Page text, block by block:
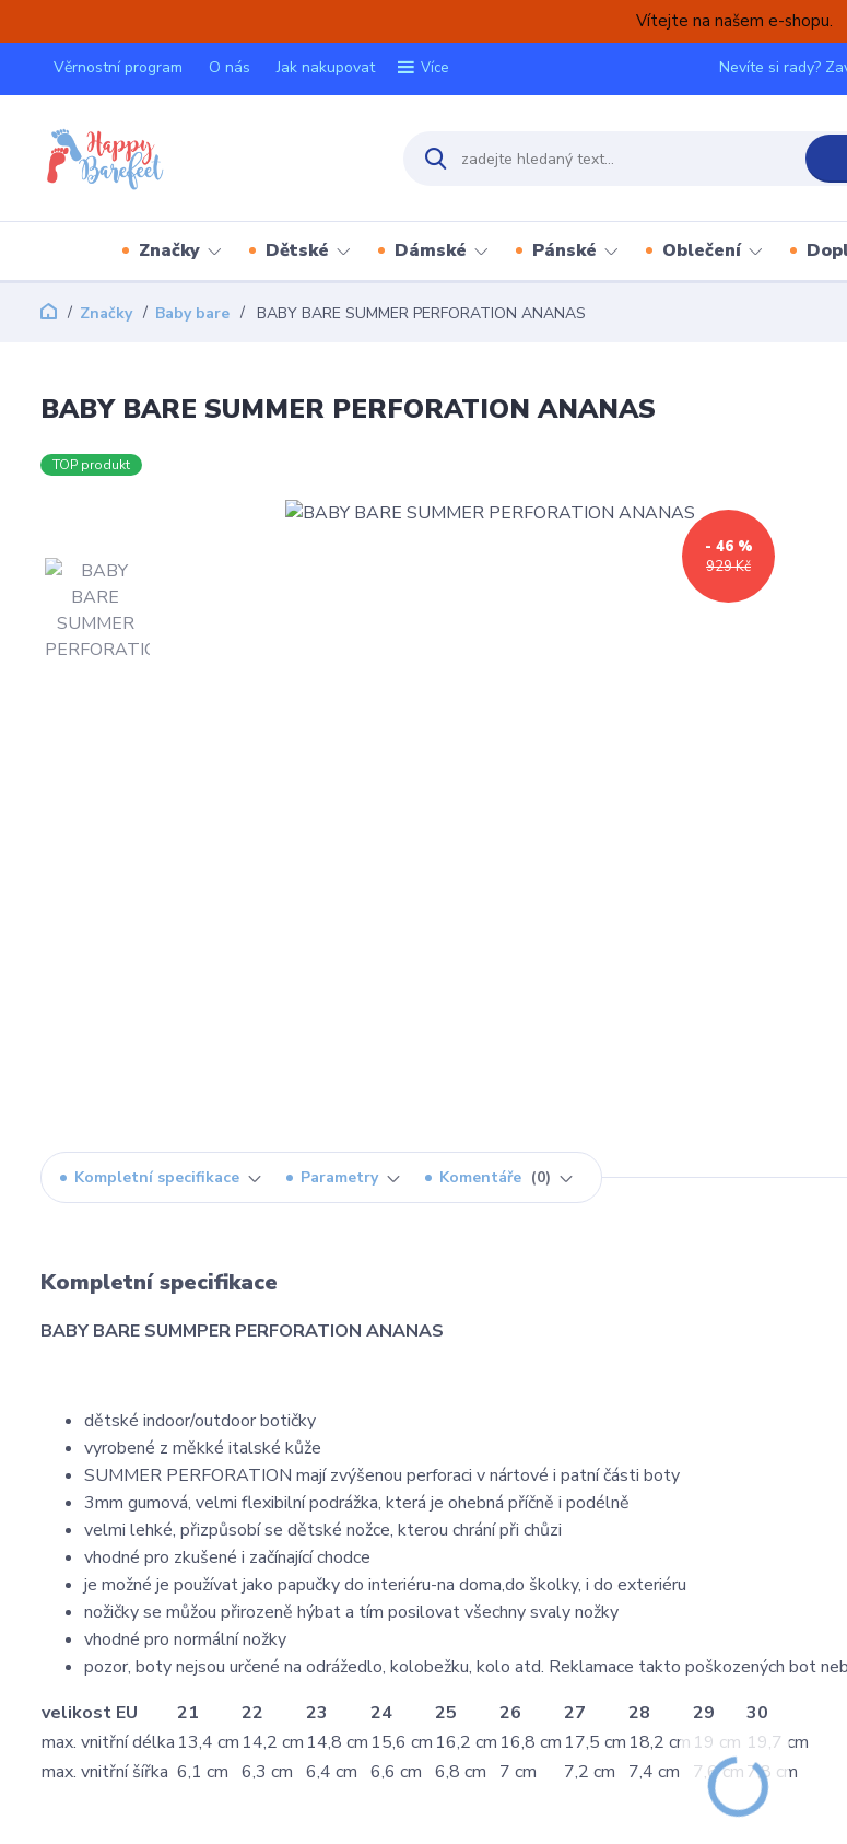
Vítejte na našem e-shopu.
Věrnostní program O nás Jak nakupovat Více Nevíte si rady?
Značky Dětské Dámské Pánské Oblečení
Značky Baby bare BABY BARE SUMMER PERFORATION ANANAS
BABY BARE SUMMER PERFORATION ANANAS
TOP produkt
929 Kč
- 46 %
Kompletní specifikace Parametry Komentáře 0
Kompletní specifikace
BABY BARE SUMMPER PERFORATION ANANAS
dětské indoor/outdoor botičky
vyrobené z měkké italské kůže
SUMMER PERFORATION mají zvýšenou perforaci v nártové i patní části boty
3mm gumová, velmi flexibilní podrážka, která je ohebná příčně i podélně
velmi lehké, přizpůsobí se dětské nožce, kterou chrání při chůzi
vhodné pro zkušené i začínající chodce
je možné je používat jako papučky do interiéru-na doma,do školky, i do exteriéru
nožičky se můžou přirozeně hýbat a tím posilovat všechny svaly nožky
vhodné pro normální nožky
pozor, boty nejsou určené na odrážedlo, kolobežku, kolo atd. Reklamace takto poškozených bot
velikost EU
21 22 23 24 25 26 27 28 29
30
max. vnitřní délka 13,4 cm 14,2 cm 14,8 cm 15,6 cm 16,2 cm 16,8 cm 17,5 cm 18,2 cm 19 cm 19,7 cm
max. vnitřní šířka 6,1 cm 6,3 cm 6,4 cm 6,6 cm 6,8 cm 7 cm 7,2 cm 7,4 cm 7,6 cm7,8 cm